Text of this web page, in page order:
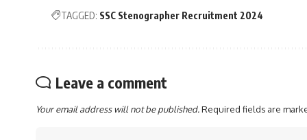
TAGGED: SSC Stenographer Recruitment 2024
Leave a comment
Your email address will not be published.Required fields are